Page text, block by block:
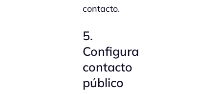
contacto.
5.
Configura
contacto
público